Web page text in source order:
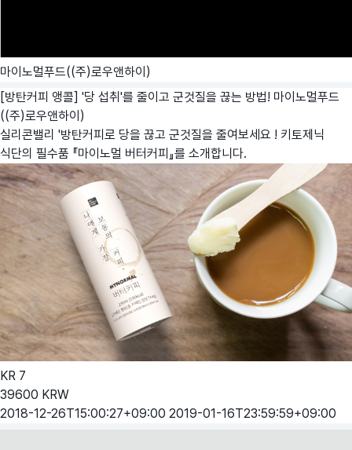
마이노멀푸드((주)로우앤하이)
[방탄커피 앵콜] '당 섭취'를 줄이고 군것질을 끊는 방법! 마이노멀푸드
((주)로우앤하이)
실리콘밸리 '방탄커피로 당을 끊고 군것질을 줄여보세요 ! 키토제닉
식단의 필수품 『마이노멀 버터커피』를 소개합니다.
KR 7
39600 KRW
2018-12-26T15:00:27+09:00 2019-01-16T23:59:59+09:00